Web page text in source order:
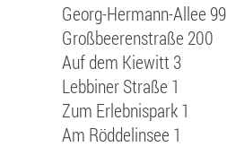
Georg-Hermann-Allee 99
Großbeerenstraße 200
Auf dem Kiewitt 3
Lebbiner Straße 1
Zum Erlebnispark 1
Am Röddelinsee 1